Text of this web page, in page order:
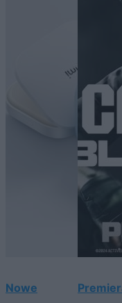
Nowe